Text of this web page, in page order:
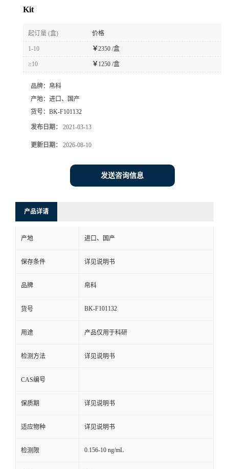
Kit
起订量 (盒) 价格
1-10 ￥2350 /盒
≥10 ￥ 1250 /盒
品牌： 帛科
产地： 进口、国产
货号： BK-F101132
发布日期： 2021-03-13
更新日期： 2026-08-10
发送咨询信息
产品详请
产地 进口、国产
保存条件 详见说明书
品牌 帛科
货号 BK-F101132
用途 产品仅用于科研
检测方法 详见说明书
CAS编号
保质期 详见说明书
适应物种 详见说明书
检测限 0.156-10 ng/mL